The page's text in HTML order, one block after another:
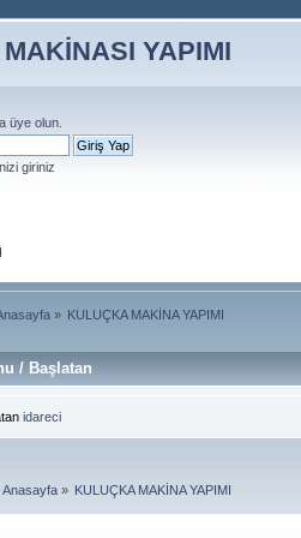
YAPIMI
üye olun
giriniz
» KULUÇKA MAKİNA YAPIMI
/ Başlatan
idareci
Anasayfa» KULUÇKA MAKİNA YAPIMI